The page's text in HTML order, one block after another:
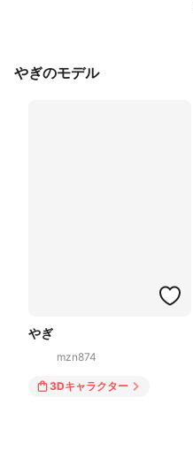
やぎのモデル
やぎ
mzn874
3Dキャラクター